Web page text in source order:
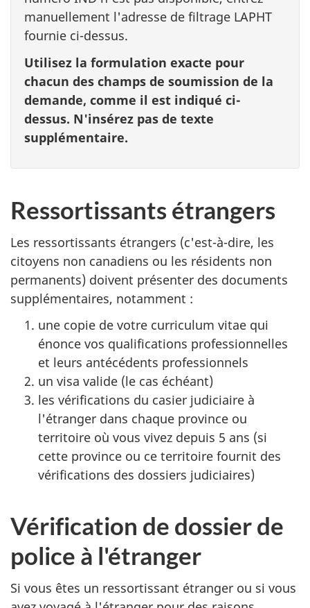
manuellement l'adresse de filtrage LAPHT
fournie ci-dessus.
Utilisez la formulation exacte pour
chacun des champs de soumission de la
demande, comme il est indiqué ci-
dessus. N'insérez pas de texte
supplémentaire.
Ressortissants étrangers
Les ressortissants étrangers (c'est-à-dire, les
citoyens non canadiens ou les résidents non
permanents) doivent présenter des documents
supplémentaires, notamment :
une copie de votre curriculum vitae qui
énonce vos qualifications professionnelles
et leurs antécédents professionnels
un visa valide (le cas échéant)
les vérifications du casier judiciaire à
l'étranger dans chaque province ou
territoire où vous vivez depuis 5 ans (si
cette province ou ce territoire fournit des
vérifications des dossiers judiciaires)
Vérification de dossier de
police à l'étranger
Si vous êtes un ressortissant étranger ou si vous